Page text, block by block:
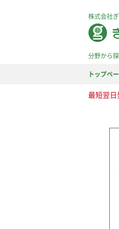
株式会社
分野から
トップペ
最短翌